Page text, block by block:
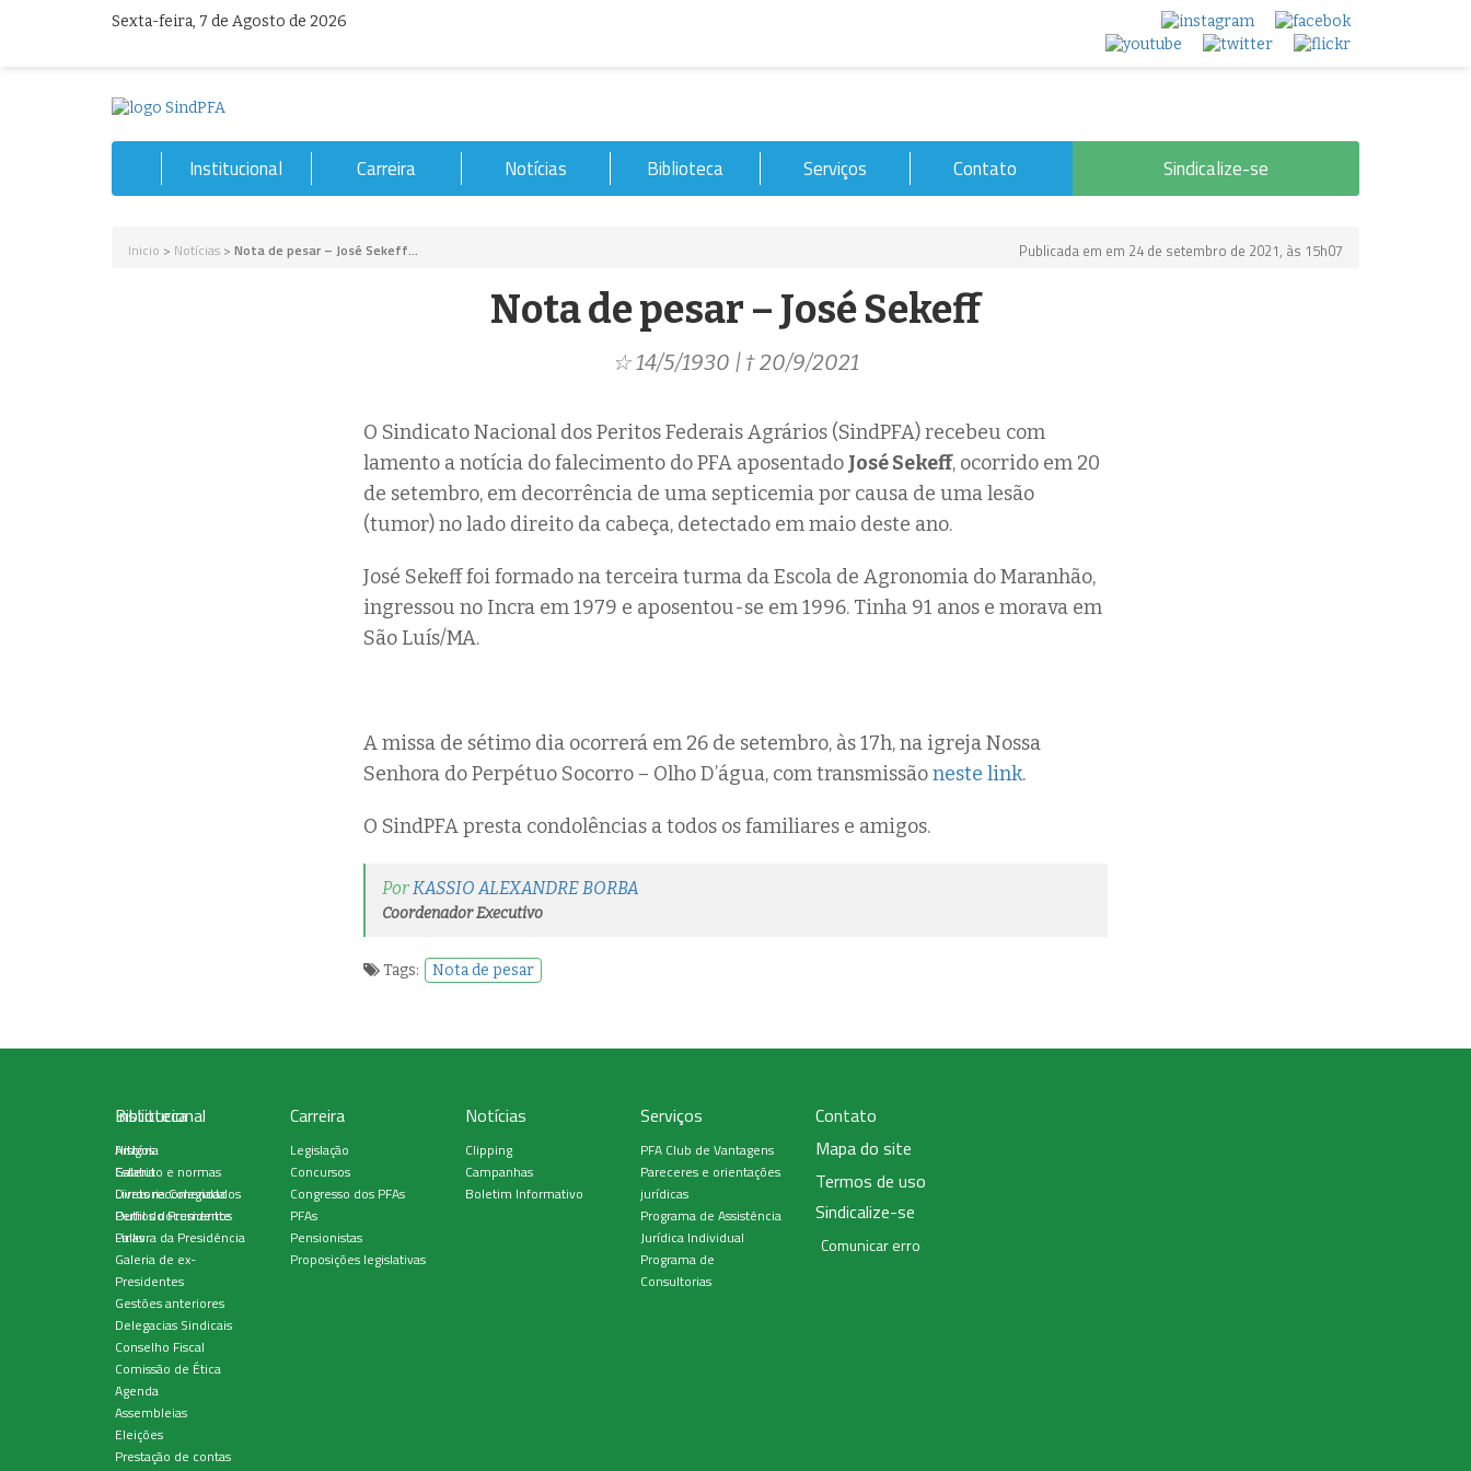
Sexta-feira, 7 de Agosto de 2026
Institucional Carreira Notícias Biblioteca Serviços Contato Sindicalize-se
Inicio > Notícias > Nota de pesar – José Sekeff... Publicada em em 24 de setembro de 2021, às 15h07
Nota de pesar – José Sekeff
☆ 14/5/1930 | † 20/9/2021
O Sindicato Nacional dos Peritos Federais Agrários (SindPFA) recebeu com
lamento a notícia do falecimento do PFA aposentado José Sekeff, ocorrido em 20
de setembro, em decorrência de uma septicemia por causa de uma lesão
(tumor) no lado direito da cabeça, detectado em maio deste ano.
José Sekeff foi formado na terceira turma da Escola de Agronomia do Maranhão,
ingressou no Incra em 1979 e aposentou-se em 1996. Tinha 91 anos e morava em
São Luís/MA.
A missa de sétimo dia ocorrerá em 26 de setembro, às 17h, na igreja Nossa
Senhora do Perpétuo Socorro – Olho D’água, com transmissãoneste link.
O SindPFA presta condolências a todos os familiares e amigos.
PorKASSIO ALEXANDRE BORBA
Coordenador Executivo
Tags: Nota de pesar
Institucional
História
Estatuto e normas
Diretoria Colegiada
Perfil do Presidente
Palavra da Presidência
Galeria de ex-
Presidentes
Gestões anteriores
Delegacias Sindicais
Conselho Fiscal
Comissão de Ética
Agenda
Assembleias
Eleições
Prestação de contas
Carreira
Legislação
Concursos
Congresso dos PFAs
PFAs
Pensionistas
Proposições legislativas
Notícias
Clipping
Campanhas
Boletim Informativo
Biblioteca
Artigos
Galeria
Livros recomendados
Outros documentos
Links
Serviços
PFA Club de Vantagens
Pareceres e orientações
jurídicas
Programa de Assistência
Jurídica Individual
Programa de
Consultorias
Sindicalize-se
Mapa do site
Termos de uso
Contato
Comunicar erro